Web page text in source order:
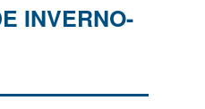
INVERNO-